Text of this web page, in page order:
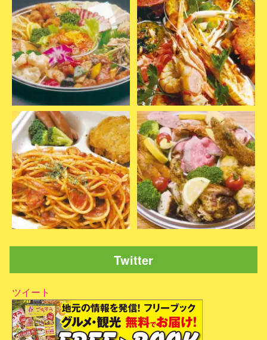
Twitter
ツイート